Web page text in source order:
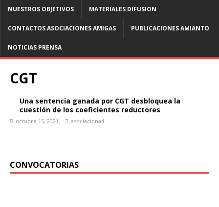
NUESTROS OBJETIVOS MATERIALES DIFUSION
CONTACTOS ASOCIACIONES AMIGAS PUBLICACIONES AMIANTO
NOTICIAS PRENSA
CGT
Una sentencia ganada por CGT desbloquea la
cuestión de los coeficientes reductores
octubre 15, 2021 asociaciona4
CONVOCATORIAS